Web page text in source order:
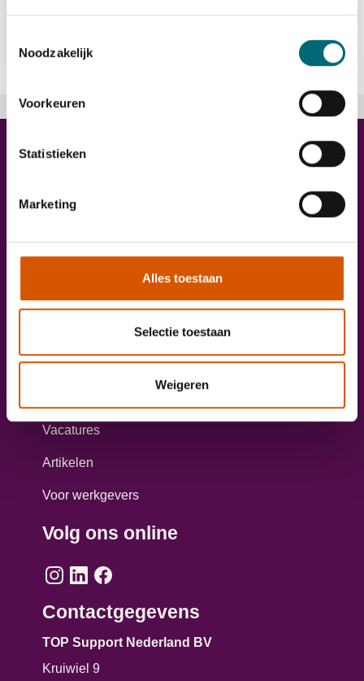
Noodzakelijk
Voorkeuren
Statistieken
Marketing
Alles toestaan
Selectie toestaan
Weigeren
Onze diensten
Taxichauffeur worden?
Aanmelden opleiding personenvervoer
Vacatures
Artikelen
Voor werkgevers
Volg ons online
Contactgegevens
TOP Support Nederland BV
Kruiwiel 9